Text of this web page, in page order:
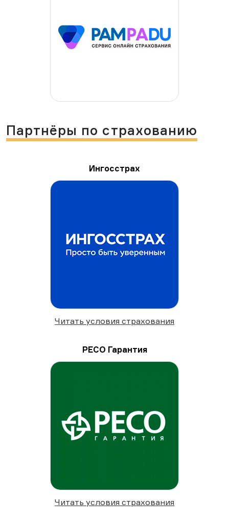
Партнёры по страхованию
Ингосстрах
Читать условия страхования
РЕСО Гарантия
Читать условия страхования